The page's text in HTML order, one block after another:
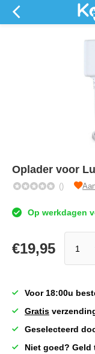
Oplader voor
()
Op werkdagen
€19,95
Voor 18:00u
Gratis
Geselecteerd
Niet goed? Geld